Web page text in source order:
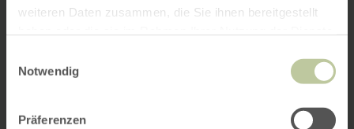
weiteren Daten zusammen, die Sie ihnen bereitgestellt
Notwendig
Präferenzen